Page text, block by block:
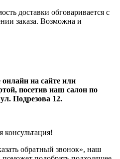
доставки обговаривается с
заказа. Возможна и
на сайте или
посетив наш салон по
Подрезова 12.
консультация!
обратный звонок», наш